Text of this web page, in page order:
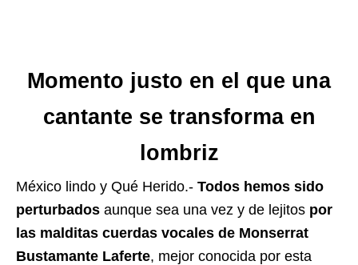
Momento justo en el que una
cantante se transforma en
lombriz
México lindo y Qué Herido.- Todos hemos sido
perturbados aunque sea una vez y de lejitos por
las malditas cuerdas vocales de Monserrat
Bustamante Laferte, mejor conocida por esta